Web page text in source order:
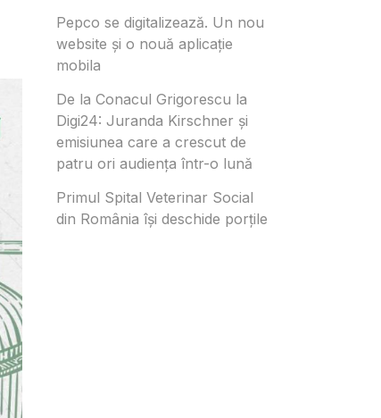
Pepco se digitalizează. Un nou
website și o nouă aplicație
mobila
De la Conacul Grigorescu la
Digi24: Juranda Kirschner și
emisiunea care a crescut de
patru ori audiența într-o lună
Primul Spital Veterinar Social
din România își deschide porțile